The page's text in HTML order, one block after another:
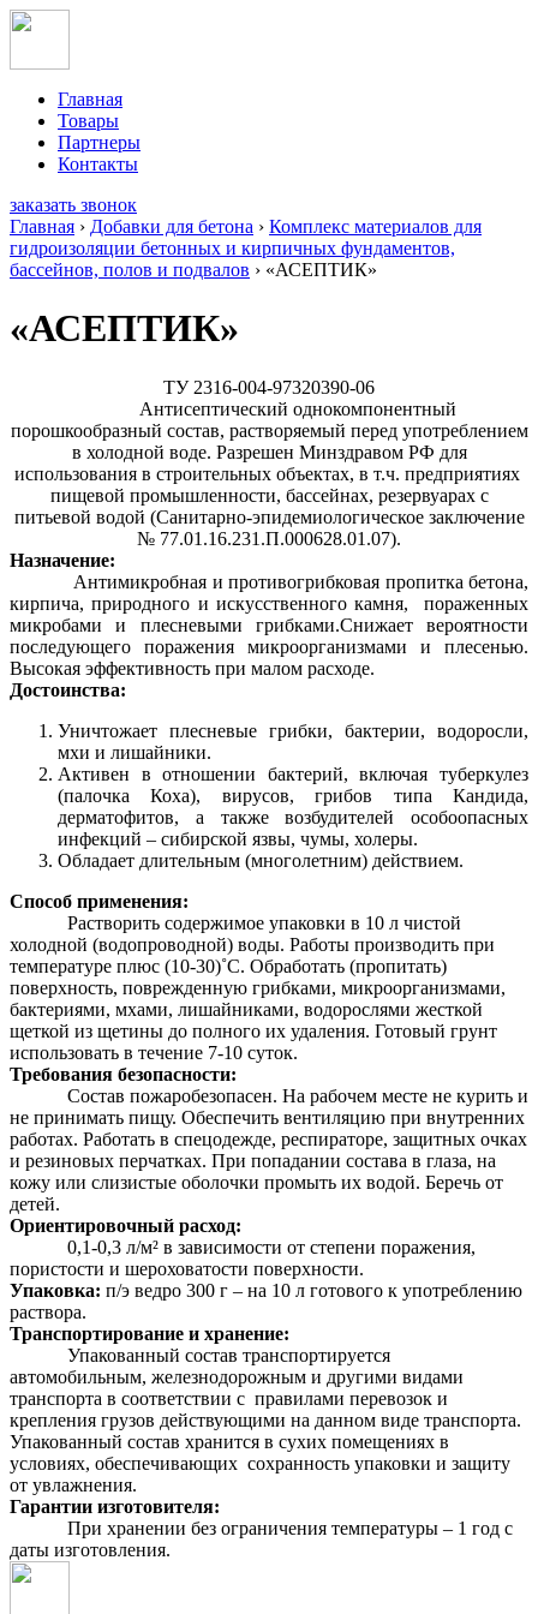
Главная
Товары
Партнеры
Контакты
заказать звонок
Главная › Добавки для бетона › Комплекс материалов для
гидроизоляции бетонных и кирпичных фундаментов,
бассейнов, полов и подвалов › «АСЕПТИК»
«АСЕПТИК»
ТУ 2316-004-97320390-06
Антисептический однокомпонентный
порошкообразный состав, растворяемый перед употреблением
в холодной воде. Разрешен Минздравом РФ для
использования в строительных объектах, в т.ч. предприятиях
пищевой промышленности, бассейнах, резервуарах с
питьевой водой (Санитарно-эпидемиологическое заключение
№ 77.01.16.231.П.000628.01.07).
Назначение:
Антимикробная и противогрибковая пропитка бетона,
кирпича, природного и искусственного камня, пораженных
микробами и плесневыми грибками.Снижает вероятности
последующего поражения микроорганизмами и плесенью.
Высокая эффективность при малом расходе.
Достоинства:
Уничтожает плесневые грибки, бактерии, водоросли,
мхи и лишайники.
Активен в отношении бактерий, включая туберкулез
(палочка Коха), вирусов, грибов типа Кандида,
дерматофитов, а также возбудителей особоопасных
инфекций – сибирской язвы, чумы, холеры.
Обладает длительным (многолетним) действием.
Способ применения:
Растворить содержимое упаковки в 10 л чистой
холодной (водопроводной) воды. Работы производить при
температуре плюс (10-30)˚С. Обработать (пропитать)
поверхность, поврежденную грибками, микроорганизмами,
бактериями, мхами, лишайниками, водорослями жесткой
щеткой из щетины до полного их удаления. Готовый грунт
использовать в течение 7-10 суток.
Требования безопасности:
Состав пожаробезопасен. На рабочем месте не курить и
не принимать пищу. Обеспечить вентиляцию при внутренних
работах. Работать в спецодежде, респираторе, защитных очках
и резиновых перчатках. При попадании состава в глаза, на
кожу или слизистые оболочки промыть их водой. Беречь от
детей.
Ориентировочный расход:
0,1-0,3 л/м² в зависимости от степени поражения,
пористости и шероховатости поверхности.
Упаковка: п/э ведро 300 г – на 10 л готового к употреблению
раствора.
Транспортирование и хранение:
Упакованный состав транспортируется
автомобильным, железнодорожным и другими видами
транспорта в соответствии с правилами перевозок и
крепления грузов действующими на данном виде транспорта.
Упакованный состав хранится в сухих помещениях в
условиях, обеспечивающих сохранность упаковки и защиту
от увлажнения.
Гарантии изготовителя:
При хранении без ограничения температуры – 1 год с
даты изготовления.